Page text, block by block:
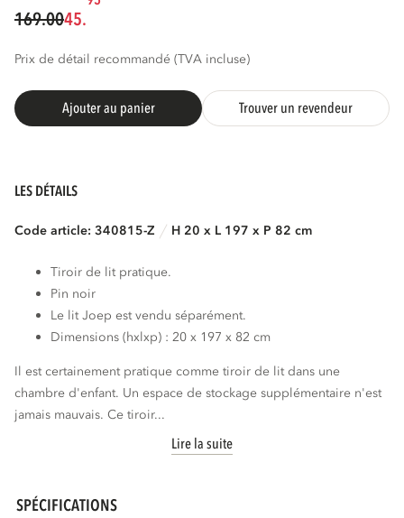
169.0045.
Prix de détail recommandé (TVA incluse)
Ajouter au panier Trouver un revendeur
LES DÉTAILS
Code article: 340815-Z H 20 x L 197 x P 82 cm
Tiroir de lit pratique.
Pin noir
Le lit Joep est vendu séparément.
Dimensions (hxlxp) : 20 x 197 x 82 cm
Il est certainement pratique comme tiroir de lit dans une
chambre d'enfant. Un espace de stockage supplémentaire n'est
jamais mauvais. Ce tiroir...
Lire la suite
SPÉCIFICATIONS